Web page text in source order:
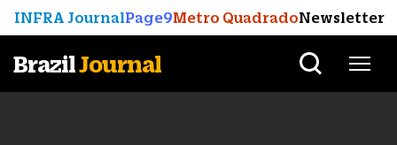
INFRA JournalPage9Metro QuadradoNewsletter
BrazilJournal